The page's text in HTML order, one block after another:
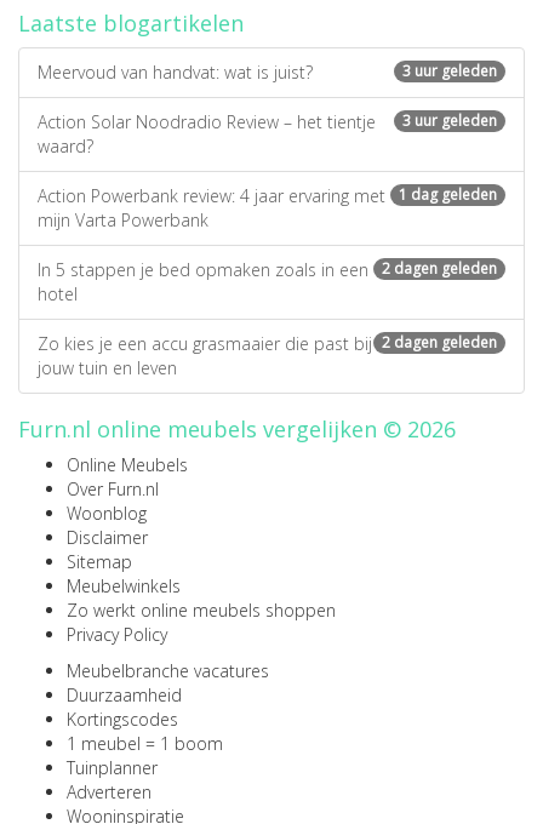
Laatste blogartikelen
3 uur geleden
Meervoud van handvat: wat is juist?
3 uur geleden
Action Solar Noodradio Review – het tientje
waard?
1 dag geleden
Action Powerbank review: 4 jaar ervaring met
mijn Varta Powerbank
2 dagen geleden
In 5 stappen je bed opmaken zoals in een
hotel
2 dagen geleden
Zo kies je een accu grasmaaier die past bij
jouw tuin en leven
Furn.nl online meubels vergelijken © 2026
Online Meubels
Over Furn.nl
Woonblog
Disclaimer
Sitemap
Meubelwinkels
Zo werkt online meubels shoppen
Privacy Policy
Meubelbranche vacatures
Duurzaamheid
Kortingscodes
1 meubel = 1 boom
Tuinplanner
Adverteren
Wooninspiratie